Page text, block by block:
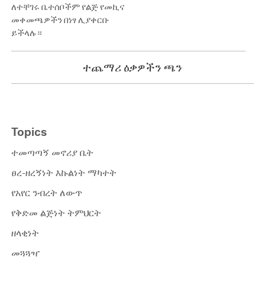
ለተቸገሩ ቤተሰቦችም የልጅ የመኪና
መቀመጫዎችን በነፃ ሊያቀርቡ
ይችላሉ።
ተጨማሪ ዕቃዎችን ጫን
Topics
ተመጣጣኝ መኖሪያ ቤት
ፀረ-ዘረኝነት እኩልነት ማካተት
የአየር ንብረት ለውጥ
የቅድመ ልጅነት ትምህርት
ዘላቂነት
መጓጓዣ